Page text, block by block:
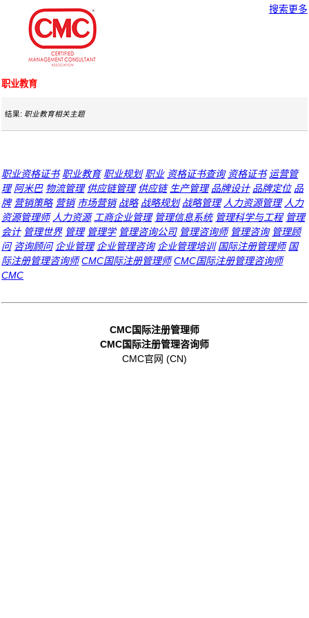
搜索更多
职业教育
结果:职业教育相关主题
职业资格证书 职业教育 职业规划 职业 资格证书查询 资格证书 运营管
理 阿米巴 物流管理 供应链管理 供应链 生产管理 品牌设计 品牌定位 品
牌 营销策略 营销 市场营销 战略 战略规划 战略管理 人力资源管理 人力
资源管理师 人力资源 工商企业管理 管理信息系统 管理科学与工程 管理
会计 管理世界 管理 管理学 管理咨询公司 管理咨询师 管理咨询 管理顾
问 咨询顾问 企业管理 企业管理咨询 企业管理培训 国际注册管理师 国
际注册管理咨询师 CMC国际注册管理师 CMC国际注册管理咨询师
CMC
CMC国际注册管理师
CMC国际注册管理咨询师
CMC官网 (CN)